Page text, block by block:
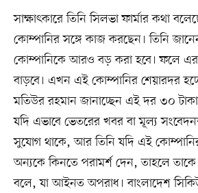
সাক্ষাৎকারে তিনি সিলভা ফার্মার কথা
কোম্পানির সঙ্গে কাজ করছেন। তিনি
কোম্পানিকে আরও বড় করা হবে। ফলে
বাড়বে। এখন এই কোম্পানির শেয়ারদর
মতিউর রহমান জানাচ্ছেন এই দর ৩০
যদি এভাবে ভেতরের খবর বা মূল্য
সুযোগ থাকে, আর তিনি যদি এই
অন্যকে কিনতে পরামর্শ দেন, তাহলে তাকে
বলে, যা আইনত অপরাধ। বাংলাদেশ